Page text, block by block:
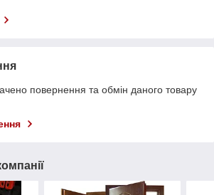
повернення та обмін даного товару